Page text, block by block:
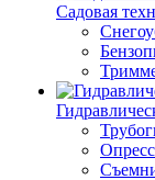
Садовая